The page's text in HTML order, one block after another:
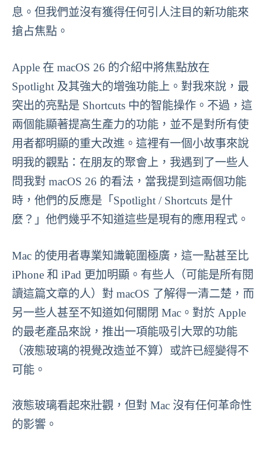
息。但我們並沒有獲得任何引人注目的新功能來
搶占焦點。
Apple 在 macOS 26 的介紹中將焦點放在
Spotlight 及其強大的增強功能上。對我來說，最
突出的亮點是 Shortcuts 中的智能操作。不過，這
兩個能顯著提高生產力的功能，並不是對所有使
用者都明顯的重大改進。這裡有一個小故事來說
明我的觀點：在朋友的聚會上，我遇到了一些人
問我對 macOS 26 的看法，當我提到這兩個功能
時，他們的反應是「Spotlight / Shortcuts 是什
麼？」他們幾乎不知道這些是現有的應用程式。
Mac 的使用者專業知識範圍極廣，這一點甚至比
iPhone 和 iPad 更加明顯。有些人（可能是所有閱
讀這篇文章的人）對 macOS 了解得一清二楚，而
另一些人甚至不知道如何關閉 Mac。對於 Apple
的最老產品來說，推出一項能吸引大眾的功能
（液態玻璃的視覺改造並不算）或許已經變得不
可能。
液態玻璃看起來壯觀，但對 Mac 沒有任何革命性
的影響。